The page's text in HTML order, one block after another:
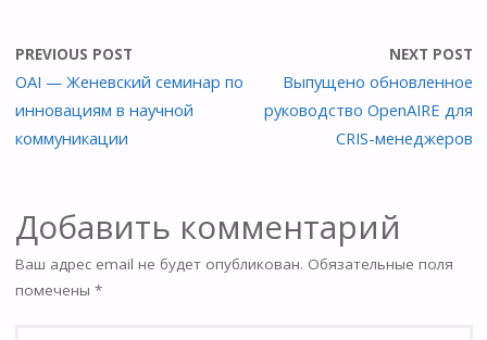
PREVIOUS POST
OAI — Женевский семинар по
инновациям в научной
коммуникации
NEXT POST
Выпущено обновленное
руководство OpenAIRE для
CRIS-менеджеров
Добавить комментарий
Ваш адрес email не будет опубликован. Обязательные поля
помечены *